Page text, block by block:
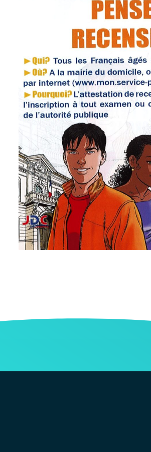
Recensement citoyen
Oct 6, 2022